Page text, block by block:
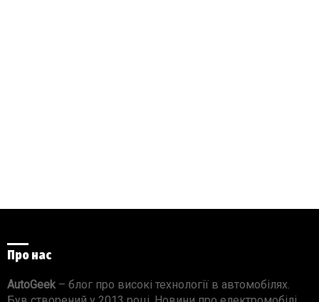
Про нас
AutoGeek – блог про високі технології в автомобілях.